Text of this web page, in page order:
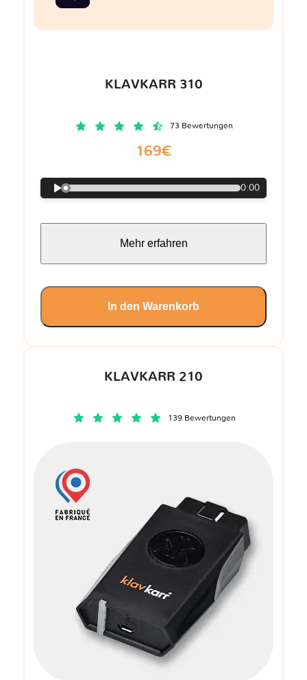
KLAVKARR 210
139 Bewertungen
KLAVKARR 310
73 Bewertungen
169€
0:00
Mehr erfahren
In den Warenkorb